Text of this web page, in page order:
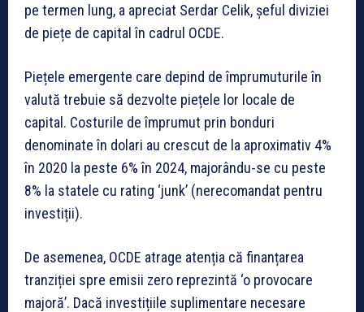
pe termen lung, a apreciat Serdar Celik, șeful diviziei
de piețe de capital în cadrul OCDE.
Piețele emergente care depind de împrumuturile în
valută trebuie să dezvolte piețele lor locale de
capital. Costurile de împrumut prin bonduri
denominate în dolari au crescut de la aproximativ 4%
în 2020 la peste 6% în 2024, majorându-se cu peste
8% la statele cu rating ‘junk’ (nerecomandat pentru
investiții).
De asemenea, OCDE atrage atenția că finanțarea
tranziției spre emisii zero reprezintă ‘o provocare
majoră’. Dacă investițiile suplimentare necesare